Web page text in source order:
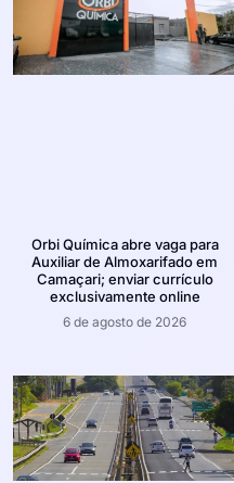
Orbi Química abre vaga para
Auxiliar de Almoxarifado em
Camaçari; enviar currículo
exclusivamente online
6 de agosto de 2026